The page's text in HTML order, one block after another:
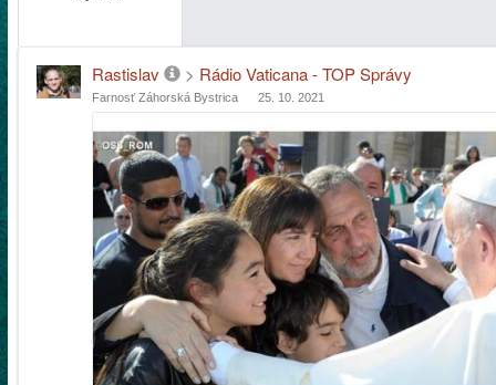
Rastislav > Rádio Vaticana - TOP Správy
Farnosť Záhorská Bystrica 25. 10. 2021